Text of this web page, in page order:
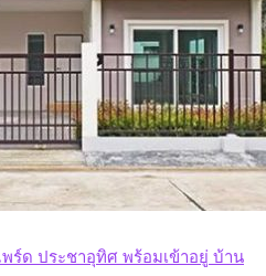
ร์ด ประชาอุทิศ พร้อมเข้าอยู่ บ้าน